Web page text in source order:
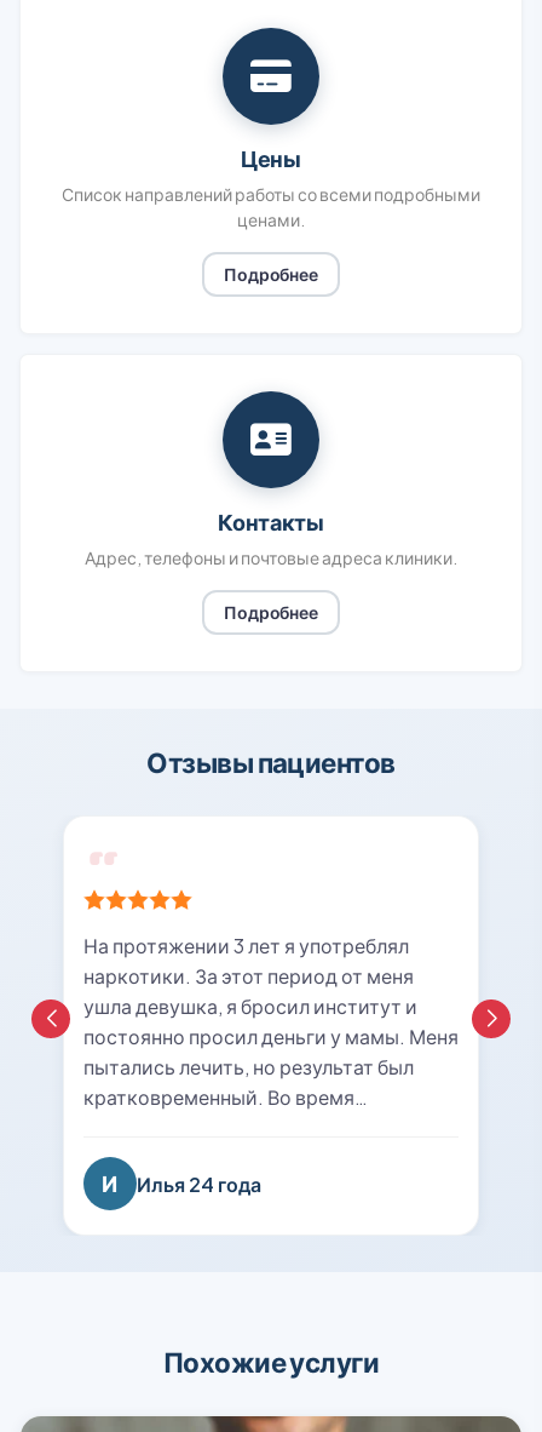
Цены
Список направлений работы со всеми подробными
ценами.
Подробнее
Контакты
Адрес, телефоны и почтовые адреса клиники.
Подробнее
Отзывы пациентов
На протяжении 3 лет я употреблял
наркотики. За этот период от меня
ушла девушка, я бросил институт и
постоянно просил деньги у мамы. Меня
пытались лечить, но результат был
кратковременный. Во время
центра «21rehab». Беседа с наркологом
подтолкнула меня к мысли о
прохождении курса лечения и
и собираюсь восстанавливаться в
И Илья 24 года
Похожие услуги